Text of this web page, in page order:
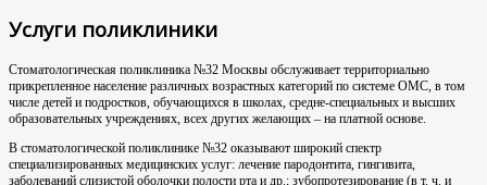
Услуги поликлиники
Стоматологическая поликлиника №32 Москвы обслуживает территориально
прикрепленное население различных возрастных категорий по системе ОМС, в том
числе детей и подростков, обучающихся в школах, средне-специальных и высших
образовательных учреждениях, всех других желающих – на платной основе.
В стоматологической поликлинике №32 оказывают широкий спектр
специализированных медицинских услуг: лечение пародонтита, гингивита,
заболеваний слизистой оболочки полости рта и др.; зубопротезирование (в т. ч. и